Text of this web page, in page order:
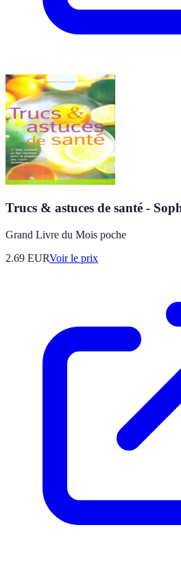
Trucs & astuces de santé -
Grand Livre du Mois poche
2.69 EURVoir le prix